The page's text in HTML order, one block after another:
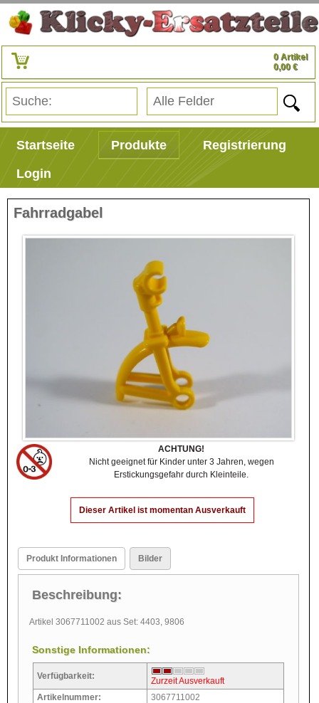
0 Artikel
0,00 €
Startseite Produkte
Registrierung
Login
Fahrradgabel
ACHTUNG!
Nicht geeignet für Kinder unter 3 Jahren, wegen
Erstickungsgefahr durch Kleinteile.
Dieser Artikel ist momentan Ausverkauft
Produkt Informationen Bilder
Beschreibung:
Artikel 3067711002 aus Set: 4403, 9806
Sonstige Informationen:
Verfügbarkeit:
Zurzeit Ausverkauft
Artikelnummer:
3067711002